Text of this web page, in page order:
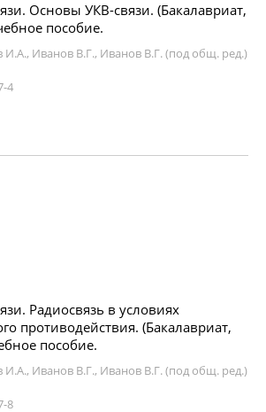
Основы УКВ-связи. (Бакалавриат,
пособие.
И.А., Иванов В.Г., Иванов В.Г. (под общ. ред.)
4
Радиосвязь в условиях
противодействия. (Бакалавриат,
пособие.
И.А., Иванов В.Г., Иванов В.Г. (под общ. ред.)
8